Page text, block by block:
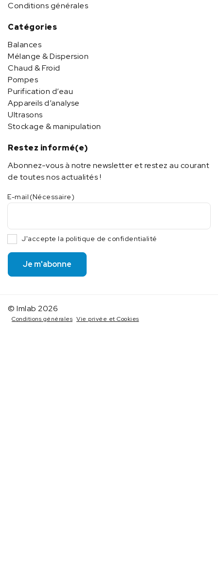
Conditions générales
Catégories
Balances
Mélange & Dispersion
Chaud & Froid
Pompes
Purification d’eau
Appareils d’analyse
Ultrasons
Stockage & manipulation
Restez informé(e)
Abonnez-vous à notre newsletter et restez au courant
de toutes nos actualités !
E-mail (Nécessaire)
J'accepte la politique de confidentialité
Je m'abonne
© Imlab 2026
Conditions générales Vie privée et Cookies